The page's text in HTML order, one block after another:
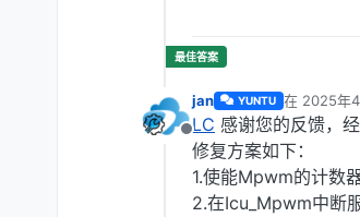
离线
jan YUNTU 在 2025年
最后由 编辑
LC 感谢您的反馈，
修复方案如下：
1.使能Mpwm的计数
2.在Icu_Mpwm中断